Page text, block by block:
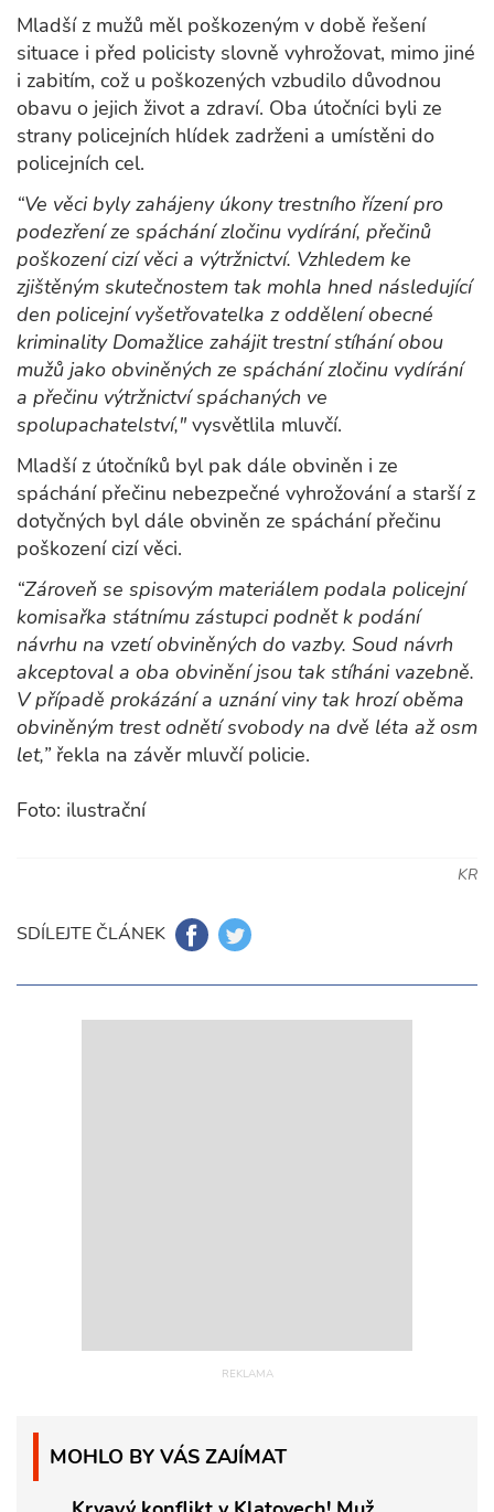
Mladší z mužů měl poškozeným v době řešení
situace i před policisty slovně vyhrožovat, mimo jiné
i zabitím, což u poškozených vzbudilo důvodnou
obavu o jejich život a zdraví. Oba útočníci byli ze
strany policejních hlídek zadrženi a umístěni do
policejních cel.
“Ve věci byly zahájeny úkony trestního řízení pro
podezření ze spáchání zločinu vydírání, přečinů
poškození cizí věci a výtržnictví. Vzhledem ke
zjištěným skutečnostem tak mohla hned následující
den policejní vyšetřovatelka z oddělení obecné
kriminality Domažlice zahájit trestní stíhání obou
mužů jako obviněných ze spáchání zločinu vydírání
a přečinu výtržnictví spáchaných ve
spolupachatelství," vysvětlila mluvčí.
Mladší z útočníků byl pak dále obviněn i ze
spáchání přečinu nebezpečné vyhrožování a starší z
dotyčných byl dále obviněn ze spáchání přečinu
poškození cizí věci.
“Zároveň se spisovým materiálem podala policejní
komisařka státnímu zástupci podnět k podání
návrhu na vzetí obviněných do vazby. Soud návrh
akceptoval a oba obvinění jsou tak stíháni vazebně.
V případě prokázání a uznání viny tak hrozí oběma
obviněným trest odnětí svobody na dvě léta až osm
let,” řekla na závěr mluvčí policie.
Foto: ilustrační
KR
SDÍLEJTE ČLÁNEK
MOHLO BY VÁS ZAJÍMAT